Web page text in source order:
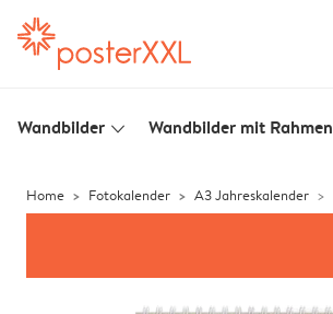
Wandbilder slim_arrow_down Wandbilder mit Rahmen
Home Fotokalender A3 Jahreskalender